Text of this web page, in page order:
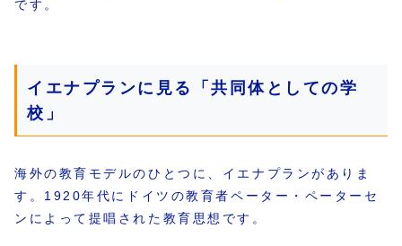
です。
イエナプランに見る「共同体としての学
校」
海外の教育モデルのひとつに、イエナプランがありま
す。1920年代にドイツの教育者ペーター・ペーターセ
ンによって提唱された教育思想です。